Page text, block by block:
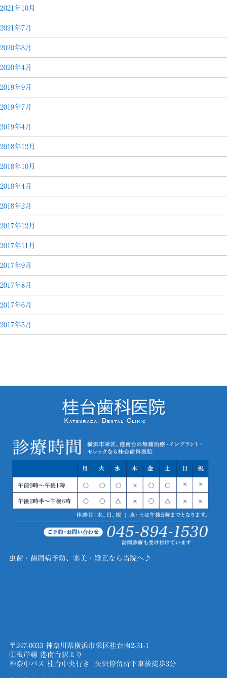
2021年10月
2021年7月
2020年8月
2020年4月
2019年9月
2019年7月
2019年4月
2018年12月
2018年10月
2018年4月
2018年2月
2017年12月
2017年11月
2017年9月
2017年8月
2017年6月
2017年5月
虫歯・歯周病予防、審美・矯正なら当院へ♪
〒247-0033 神奈川県横浜市栄区桂台南2-31-1
①根岸線 港南台駅より
神奈中バス 桂台中央行き 矢沢停留所下車後徒歩3分